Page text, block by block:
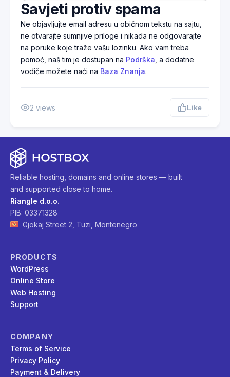
Savjeti protiv spama
Ne objavljujte email adresu u običnom tekstu na sajtu,
ne otvarajte sumnjive priloge i nikada ne odgovarajte
na poruke koje traže vašu lozinku. Ako vam treba
pomoć, naš tim je dostupan na Podrška , a dodatne
vodiče možete naći na Baza Znanja.
2 views Like
Reliable hosting, domains and online stores — built
and supported close to home.
Riangle d.o.o.
PIB: 03371328
Gjokaj Street 2, Tuzi, Montenegro
PRODUCTS
WordPress
Online Store
Web Hosting
Support
COMPANY
Terms of Service
Privacy Policy
Payment & Delivery